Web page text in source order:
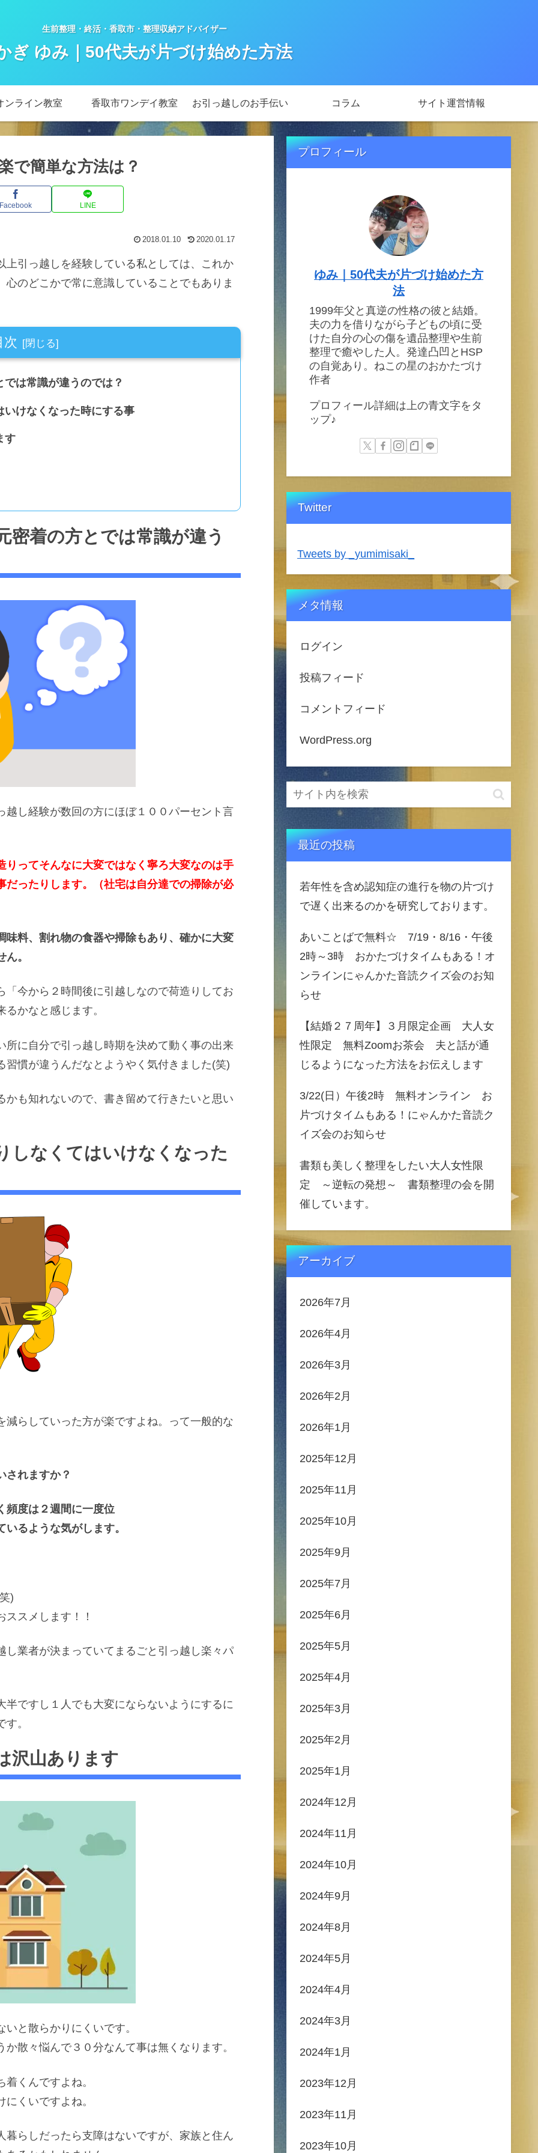
生前整理・終活・香取市・整理収納アドバイザー
ぎ ゆみ｜50代夫が片づけ始めた方法
ンライン教室 香取市ワンデイ教室 お引っ越しのお手伝い コラム サイト運営情報
で簡単な方法は？
Facebook LINE
2018.01.10 2020.01.17
引っ越しを経験している私としては、これか
のどこかで常に意識していることでもありま
次
は常識が違うのでは？
けなくなった時にする事
す
密着の方とでは常識が違う
し経験が数回の方にほぼ１００パーセント言
ってそんなに大変ではなく寧ろ大変なのは手
ったりします。（社宅は自分達での掃除が必
料、割れ物の食器や掃除もあり、確かに大変
。
今から２時間後に引越しなので荷造りしてお
かなと感じます。
に自分で引っ越し時期を決めて動く事の出来
慣が違うんだなとようやく気付きました(笑)
も知れないので、書き留めて行きたいと思い
しなくてはいけなくなった
らしていった方が楽ですよね。って一般的な
されますか？
頻度は２週間に一度位
るような気がします。
)
スメします！！
業者が決まっていてまるごと引っ越し楽々パ
ですし１人でも大変にならないようにするに
。
沢山あります
と散らかりにくいです。
散々悩んで３０分なんて事は無くなります。
くんですよね。
くいですよね。
らしだったら支障はないですが、家族と住ん
プロフィール
ゆみ｜50代夫が片づけ始めた方
法
1999年父と真逆の性格の彼と結婚。
夫の力を借りながら子どもの頃に受
けた自分の心の傷を遺品整理や生前
整理で癒やした人。発達凸凹とHSP
の自覚あり。ねこの星のおかたづけ
作者
プロフィール詳細は上の青文字をタ
ップ♪
Twitter
Tweets by _yumimisaki_
メタ情報
ログイン
投稿フィード
コメントフィード
WordPress.org
最近の投稿
若年性を含め認知症の進行を物の片づけ
で遅く出来るのかを研究しております。
あいことばで無料☆ 7/19・8/16・午後
2時～3時 おかたづけタイムもある！オ
ンラインにゃんかた音読クイズ会のお知
らせ
【結婚２７周年】３月限定企画 大人女
性限定 無料Zoomお茶会 夫と話が通
じるようになった方法をお伝えします
3/22(日）午後2時 無料オンライン お
片づけタイムもある！にゃんかた音読ク
イズ会のお知らせ
書類も美しく整理をしたい大人女性限
定 ～逆転の発想～ 書類整理の会を開
催しています。
アーカイブ
2026年7月
2026年4月
2026年3月
2026年2月
2026年1月
2025年12月
2025年11月
2025年10月
2025年9月
2025年7月
2025年6月
2025年5月
2025年4月
2025年3月
2025年2月
2025年1月
2024年12月
2024年11月
2024年10月
2024年9月
2024年8月
2024年5月
2024年4月
2024年3月
2024年1月
2023年12月
2023年11月
2023年10月